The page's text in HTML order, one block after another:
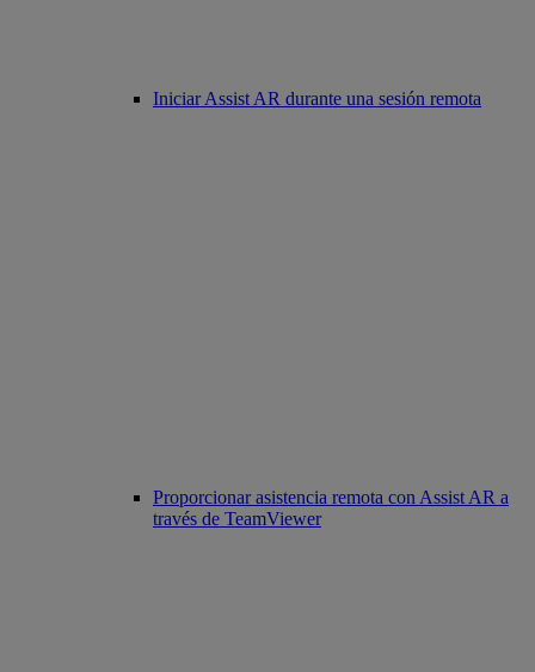
Iniciar Assist AR durante una sesión remota
Proporcionar asistencia remota con Assist AR a
través de TeamViewer